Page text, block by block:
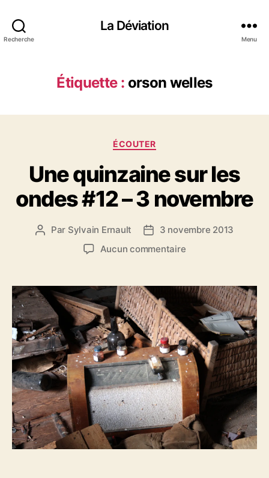
Recherche
La Déviation
Menu
Étiquette : orson welles
C
t
é
g
o
e
ÉCOUTER
Une quinzaine sur les
ondes #12 – 3 novembre
A
r
d
e
l
’
a
r
t
i
c
l
e
Par Sylvain Ernault
D
e
l
’
a
r
t
i
c
l
e
3 novembre 2013
Aucun commentaires
U
e
q
u
i
n
z
n
e
s